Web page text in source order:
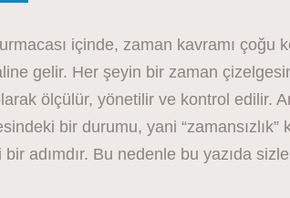
içinde, zaman kavramı çoğu
gelir. Her şeyin bir zaman
ölçülür, yönetilir ve kontrol edilir.
bir durumu, yani
adımdır. Bu nedenle bu yazıda